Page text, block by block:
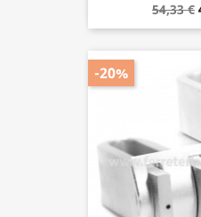
54,33 €
-20%